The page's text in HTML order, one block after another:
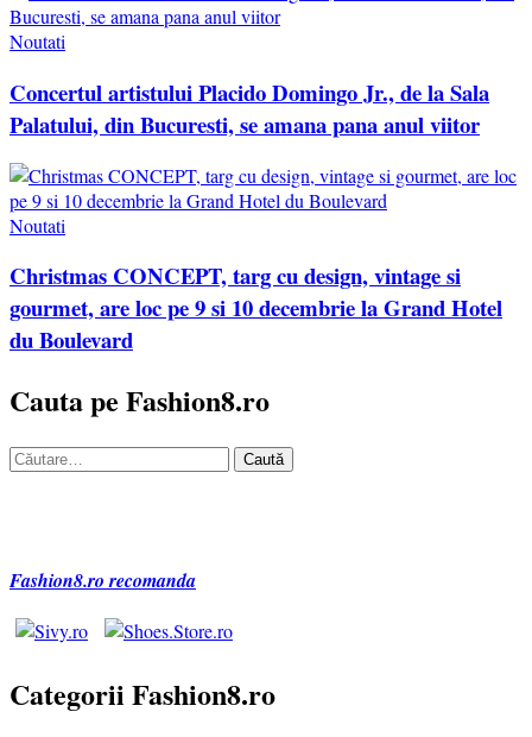
Noutati
Concertul artistului Placido Domingo Jr., de la Sala
Palatului, din Bucuresti, se amana pana anul viitor
Noutati
Christmas CONCEPT, targ cu design, vintage si
gourmet, are loc pe 9 si 10 decembrie la Grand Hotel
du Boulevard
Cauta pe Fashion8.ro
Caută
Fashion8.ro recomanda
Categorii Fashion8.ro